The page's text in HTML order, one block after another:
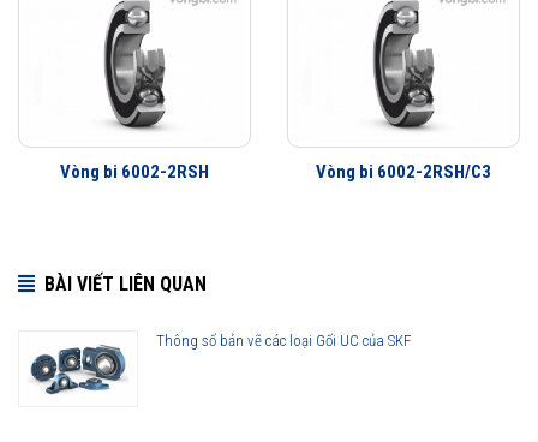
Vòng bi 6002-2RSH Vòng bi 6002-2RSH/C3
BÀI VIẾT LIÊN QUAN
Thông số bản vẽ các loại Gối UC của SKF